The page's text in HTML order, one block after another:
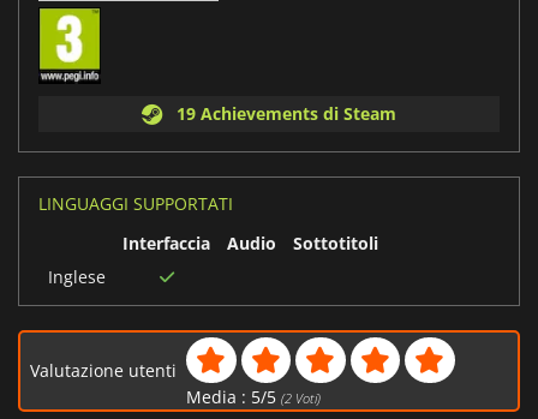
19 Achievements di Steam
LINGUAGGI SUPPORTATI
Interfaccia
Audio
Sottotitoli
Inglese
Valutazione utenti
Media : 5/5 (2Voti)